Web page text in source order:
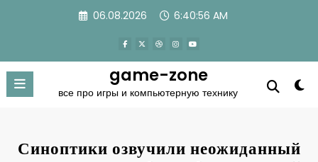
06.08.2026 6:40:56 AM
game-zone
все про игры и компьютерную технику
Синоптики озвучили неожиданный